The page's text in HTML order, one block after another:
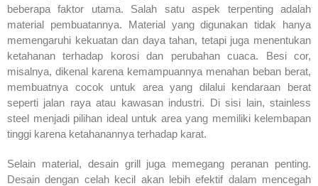
beberapa faktor utama. Salah satu aspek terpenting adalah
material pembuatannya. Material yang digunakan tidak hanya
memengaruhi kekuatan dan daya tahan, tetapi juga menentukan
ketahanan terhadap korosi dan perubahan cuaca. Besi cor,
misalnya, dikenal karena kemampuannya menahan beban berat,
membuatnya cocok untuk area yang dilalui kendaraan berat
seperti jalan raya atau kawasan industri. Di sisi lain, stainless
steel menjadi pilihan ideal untuk area yang memiliki kelembapan
tinggi karena ketahanannya terhadap karat.
Selain material, desain grill juga memegang peranan penting.
Desain dengan celah kecil akan lebih efektif dalam mencegah